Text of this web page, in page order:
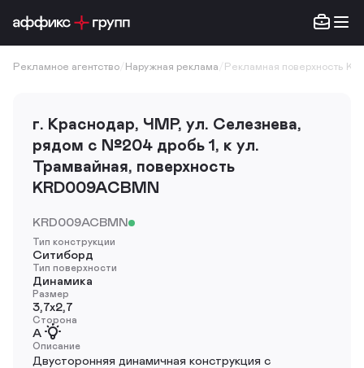
Рекламное агентство Наружная реклама Рекламная поверхность
г. Краснодар, ЧМР, ул. Селезнева,
рядом с №204 дробь 1, к ул.
Трамвайная, поверхность
KRD009ACBMN
KRD009ACBMN
Тип конструкции
Ситиборд
Тип поверхности
Динамика
Размер
3,7х2,7
Сторона
A
Описание
Двусторонняя динамичная конструкция с